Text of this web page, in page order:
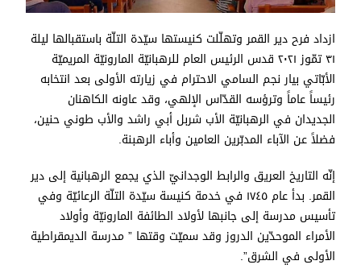
ازداد فرح دير القمر وتهلّلت كنيستها سيّدة التلّة باستقبالها ليلة
٣١ تمّوز ٢٠٢١ قدس الرئيس العام للرهبانيّة المارونيّة المريميّة
الأبّاتي بيار نجم السامي الاحترام في زيارته الأولى بعد انتخابه
رئيساً عاماً وترؤسه القدّاس الإلهي، وقد عاونه الكاهنان
الجديدان في الرهبانيّة الأب شربل أبي راشد والأب طوني حنين،
فضلاً عن الآباء المدبّرين العامين وأباء الرهبنة.
إنّه التاريخ العريق والرابط الوجدانيّ الذي يجمع الرهبانية إلى دير
القمر. بدأ عام ١٧٤٥ في خدمة كنيسة سيّدة التلّة الرعائيّة وفي
تأسيس مدرسة إلى جانبها لأولاد الطائفة المارونيّة وأولاد
الأمراء الموحدّين الدروز وقد سميّت وقتها ” مدرسة الديمقراطية
الأولى في الشرق”.